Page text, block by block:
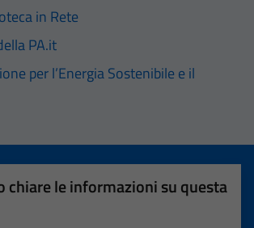
in Rete
PA.it
per l’Energia Sostenibile e il
chiare le informazioni su questa